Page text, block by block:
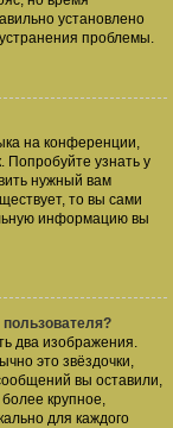
установлено
проблемы.
на конференции,
Попробуйте узнать у
нужный вам
то вы сами
информацию вы
два изображения.
это звёздочки,
вы оставили,
крупное,
для каждого